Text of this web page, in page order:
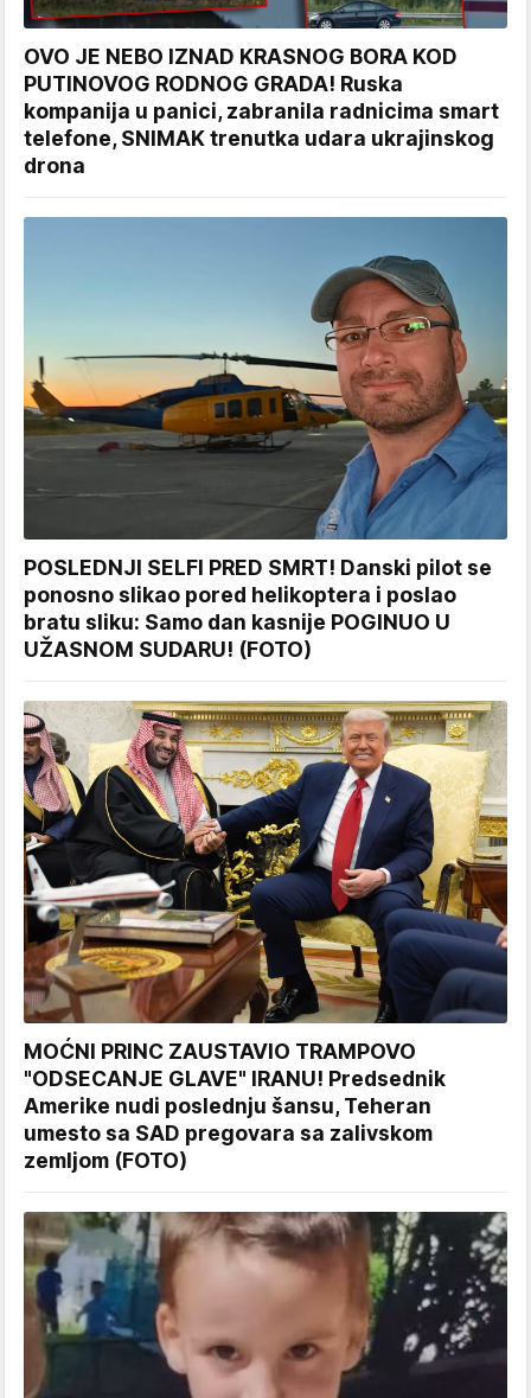
OVO JE NEBO IZNAD KRASNOG BORA KOD
PUTINOVOG RODNOG GRADA! Ruska
kompanija u panici, zabranila radnicima smart
telefone, SNIMAK trenutka udara ukrajinskog
drona
POSLEDNJI SELFI PRED SMRT! Danski pilot se
ponosno slikao pored helikoptera i poslao
bratu sliku: Samo dan kasnije POGINUO U
UŽASNOM SUDARU! (FOTO)
MOĆNI PRINC ZAUSTAVIO TRAMPOVO
"ODSECANJE GLAVE" IRANU! Predsednik
Amerike nudi poslednju šansu, Teheran
umesto sa SAD pregovara sa zalivskom
zemljom (FOTO)